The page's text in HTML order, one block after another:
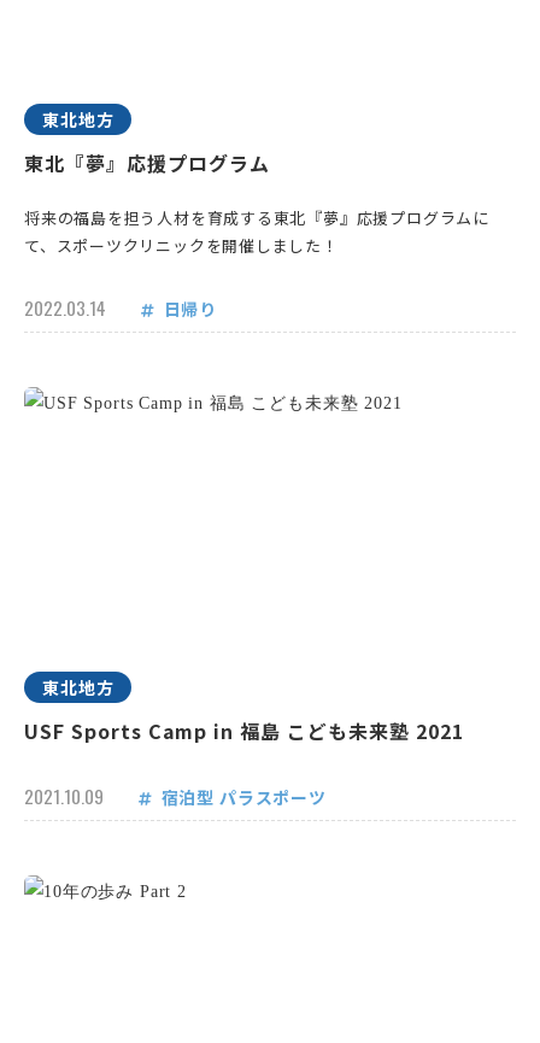
東北地方
東北『夢』応援プログラム
将来の福島を担う人材を育成する東北『夢』応援プログラムに
て、スポーツクリニックを開催しました！
2022.03.14 日帰り
東北地方
USF Sports Camp in 福島 こども未来塾 2021
2021.10.09 宿泊型 パラスポーツ